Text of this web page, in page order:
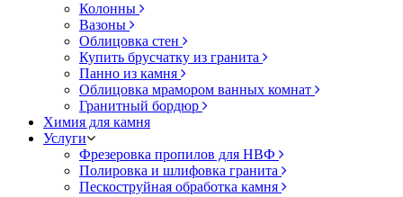
Колонны
Вазоны
Облицовка стен
Купить брусчатку из гранита
Панно из камня
Облицовка мрамором ванных комнат
Гранитный бордюр
Химия для камня
Услуги
Фрезеровка пропилов для НВФ
Полировка и шлифовка гранита
Пескоструйная обработка камня